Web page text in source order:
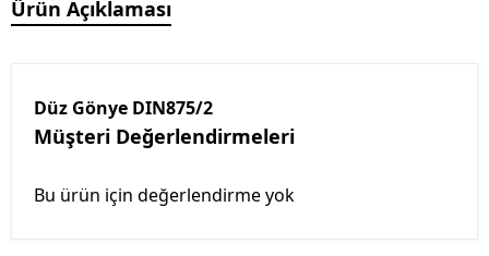
Ürün Açıklaması
Düz Gönye DIN875/2
Müşteri Değerlendirmeleri
Bu ürün için değerlendirme yok